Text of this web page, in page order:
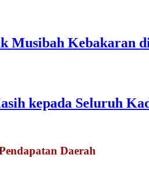
Musibah Kebakaran
kepada Seluruh
Daerah